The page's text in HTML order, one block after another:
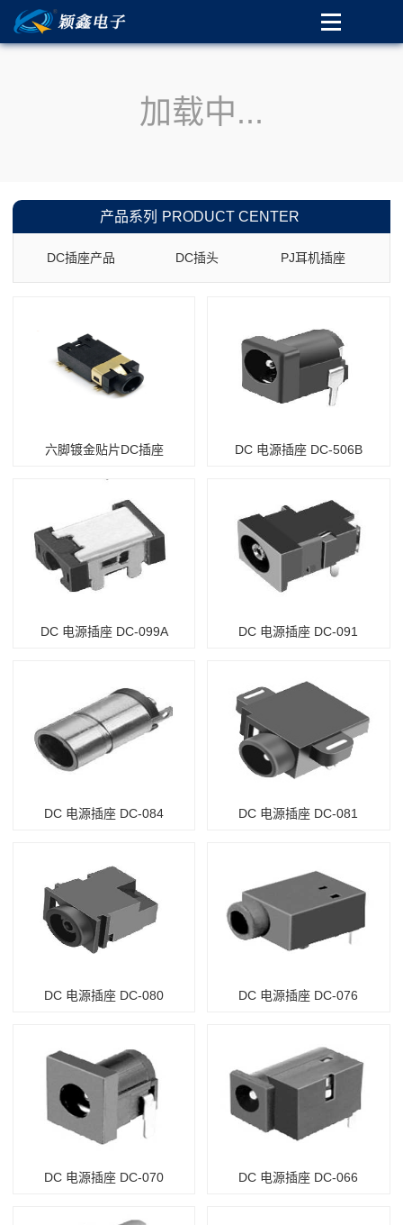
加载中...
产品系列 PRODUCT CENTER
DC插座产品 DC插头 PJ耳机插座
六脚镀金贴片DC插座 DC 电源插座 DC-506B
DC 电源插座 DC-099A DC 电源插座 DC-091
DC 电源插座 DC-084 DC 电源插座 DC-081
DC 电源插座 DC-080 DC 电源插座 DC-076
DC 电源插座 DC-070 DC 电源插座 DC-066